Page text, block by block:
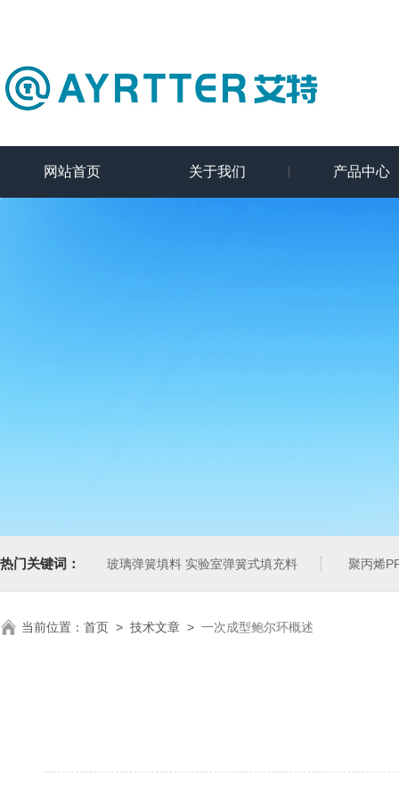
网站首页 关于我们 产品中心
热门关键词： 玻璃弹簧填料 实验室弹簧式填充料 聚丙烯
当前位置： 首页 > 技术文章 > 一次成型鲍尔环概述